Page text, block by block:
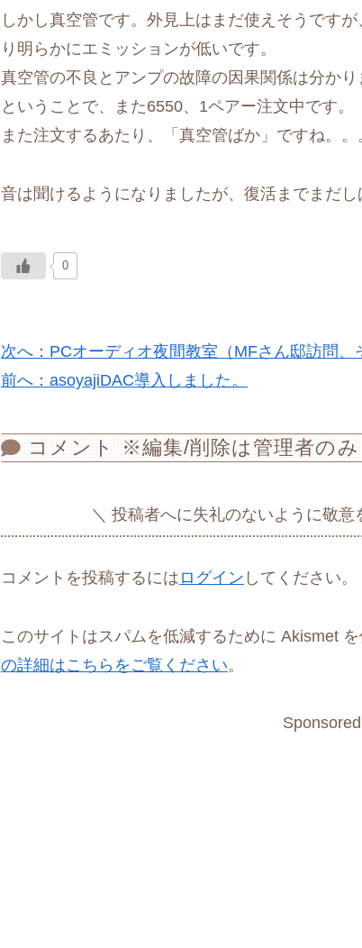
しかし真空管です。外見上はまだ使えそうです
り明らかにエミッションが低いです。
真空管の不良とアンプの故障の因果関係は分か
ということで、また6550、1ペアー注文中です。
また注文するあたり、「真空管ばか」ですね。。
音は聞けるようになりましたが、復活までまだ
0
次へ：PCオーディオ夜間教室（MFさん邸訪問、
前へ：asoyajiDAC導入しました。
コメント ※編集/削除は管理者のみ
投稿者へに失礼のないように敬
コメントを投稿するには ログイン してください。
このサイトはスパムを低減するために Akismet
の詳細はこちらをご覧ください。